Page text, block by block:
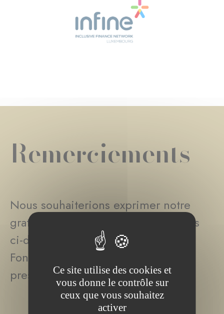
Remerciements
Nous souhaiterions exprimer notre
gratitude à l'égard des organisations
ci-dessous, qui ont fourni à la
Fondation de Luxembourg des
prestations de service de qualité :
Ce site utilise des cookies et
vous donne le contrôle sur
ceux que vous souhaitez
activer